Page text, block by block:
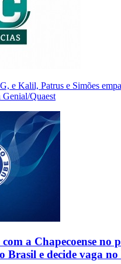
e Kalil, Patrus e Simões
Genial/Quaest
a Chapecoense no
Brasil e decide vaga